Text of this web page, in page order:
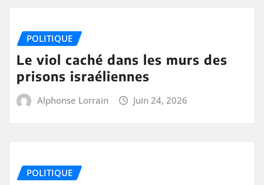
POLITIQUE
Le viol caché dans les murs des
prisons israéliennes
Alphonse Lorrain Juin 24, 2026
POLITIQUE